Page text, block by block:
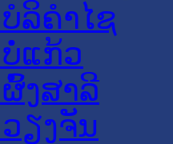
ລິຄໍາໄຊ
ແກ້ວ
ງສາລີ
ຽງຈັນ